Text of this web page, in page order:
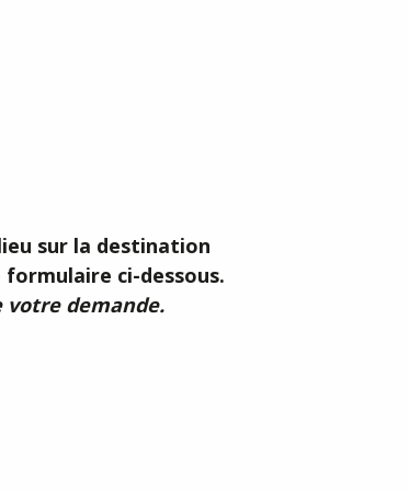
favoris
sur la destination
ci-dessous.
votre demande.